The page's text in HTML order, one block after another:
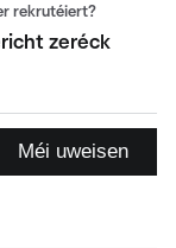
rekrutéiert?
zeréck
Méi uweisen